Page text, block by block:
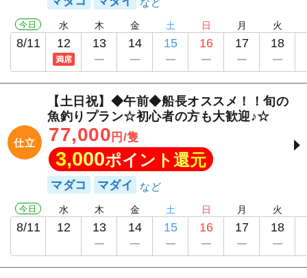
今日
8/11
水
12
満席
木
13
金
14
土
15
日
16
月
17
火
18
仕立
【土日祝】◆午前◆船長オススメ！！旬の
魚釣りプラン☆初心者の方も大歓迎♪☆
77,000 円/隻
3,000ポイント還元
マダコ マダイ
今日
8/11
水
12
木
13
金
14
土
15
日
16
月
17
火
18